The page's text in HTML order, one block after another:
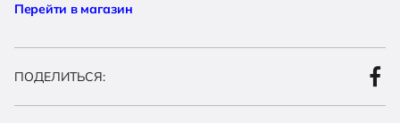
Перейти в магазин
ПОДЕЛИТЬСЯ: